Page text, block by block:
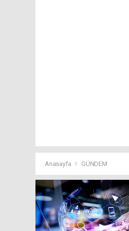
Anasayfa GÜNDEM